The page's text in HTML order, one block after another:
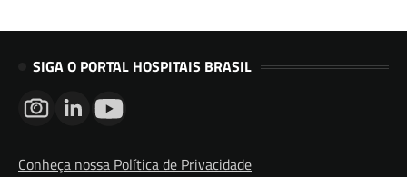
SIGA O PORTAL HOSPITAIS BRASIL
Conheça nossa Política de Privacidade